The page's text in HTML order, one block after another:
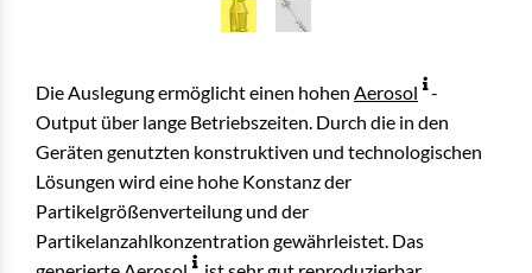
Die Auslegung ermöglicht einen hohen Aerosol
-
Output über lange Betriebszeiten. Durch die in den
Geräten genutzten konstruktiven und technologischen
Lösungen wird eine hohe Konstanz der
Partikelgrößenverteilung und der
Partikelanzahlkonzentration gewährleistet. Das